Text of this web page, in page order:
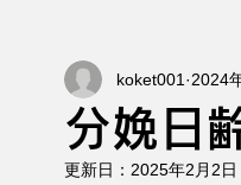
分娩日
koket001 2024
更新日： 2025年2月2日